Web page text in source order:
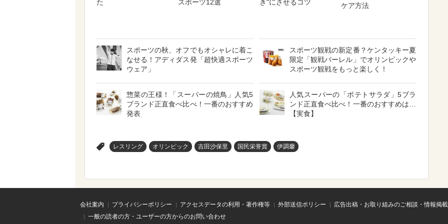
た
スポーツ12選
き"にさせるコツ
ケア方法
スポーツの秋、オフでもオシャレに着こ
なせる！アディダス発「超快適スポーツ
ウェア」
スポーツ観戦の新定番？ケンタッキー夏
限定「観戦バーレル」でオリンピックや
スポーツ観戦をもっと楽しく！
惣菜の王様！「スーパーの焼鳥」人気5
ブランド正直食べ比べ！一番のおすすめ
発表
人気スーパーの「ポテトサラダ」5ブラ
ンド正直食べ比べ！一番のおすすめは…
【実食】
レスリング オリンピック 吉田沙保里 国民栄誉賞 伊調馨
会社案内 プライバシーポリシー アクセスデータの利用・著作権等 外部送信ポリシー
広告出稿・お取り組みのご相談・情報掲
一般の読者の方・ユーザーの方からのお問い合わせ